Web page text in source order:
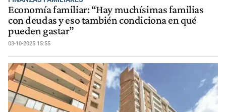
Economía familiar: “Hay muchísimas familias
con deudas y eso también condiciona en qué
pueden gastar”
03-10-2025 15:55